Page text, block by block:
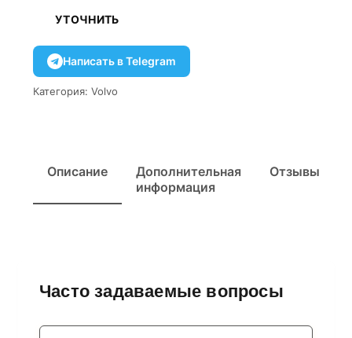
УТОЧНИТЬ
Написать в Telegram
Категория: Volvo
Описание
Дополнительная
информация
Отзывы
Часто задаваемые вопросы